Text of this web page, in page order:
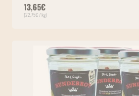
13,65€
(22,75€ / kg)